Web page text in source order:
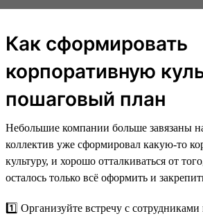
Как сформировать
корпоративную
пошаговый план
Небольшие компании больше завязаны
коллектив уже сформировал какую-то
культуру, и хорошо отталкиваться от
осталось только всё оформить и
1️⃣ Организуйте встречу с